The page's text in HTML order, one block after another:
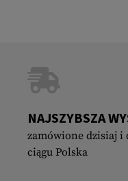
NAJSZYBSZA
zamówione dzisiaj i
ciągu Polska